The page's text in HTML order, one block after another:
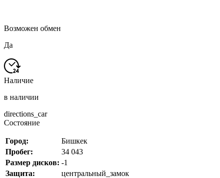
Возможен обмен
Да
Наличие
в наличии
directions_car
Состояние
Город:
Бишкек
Пробег:
34 043
Размер дисков: -1
Защита:
центральный_замок